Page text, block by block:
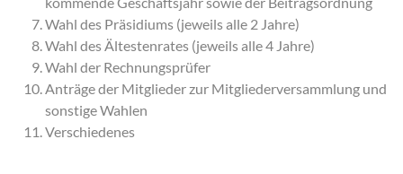
Wahl des Präsidiums (jeweils alle 2 Jahre)
Wahl des Ältestenrates (jeweils alle 4 Jahre)
Wahl der Rechnungsprüfer
Anträge der Mitglieder zur Mitgliederversammlung und
sonstige Wahlen
Verschiedenes